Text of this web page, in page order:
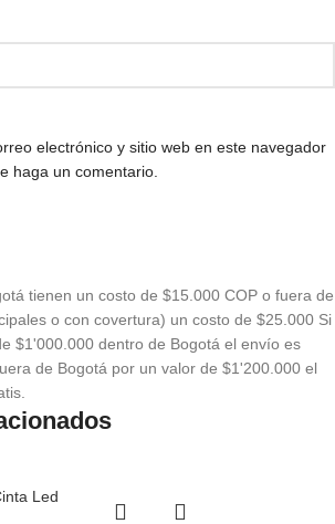
electrónico y sitio web en este navegador
haga un comentario.
tienen un costo de $15.000 COP o fuera de
o con covertura) un costo de $25.000 Si
$1'000.000 dentro de Bogotá el envío es
de Bogotá por un valor de $1'200.000 el